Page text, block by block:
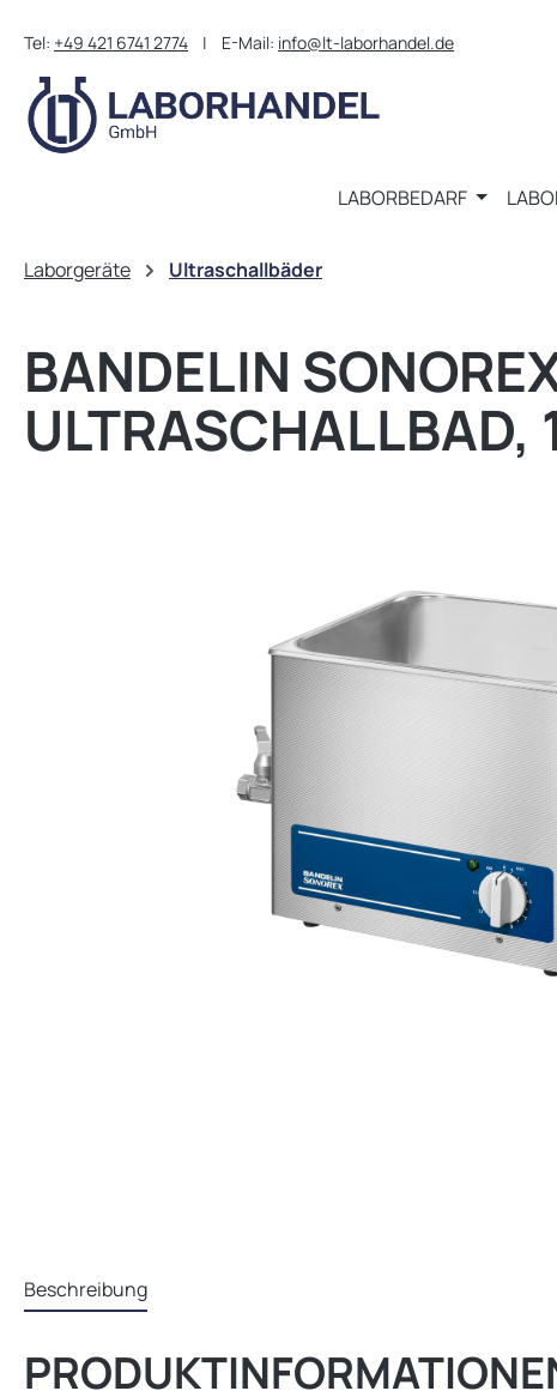
Tel: +49 421 6741 2774 | E-Mail: info@lt-laborhandel.de
LABORBEDARF
Laborgeräte Ultraschallbäder
BANDELIN
ULTRASCHALLBAD,
Beschreibung